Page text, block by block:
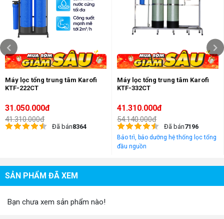
Đặc biệt, quá trình xử lý của thiết bị không sử dụng bất kỳ hóa chất
nào mà vẫn xử lý hiệu quả các tạp chất, các kim loại như sắt, asen,
amoni, mangan,... Cùng với đó là các tầng vật liệu lọc cao cấp, bộ lọc
mang lại nhiều lợi ích vượt trội cho người sử dụng như: tiết kiệm chi
phí vận hành, không tốn chi phí thay vật liệu định kỳ, tiết kiệm đáng kể
diện tích không gian sử dụng.
Ngoài ra, bộ lọc tổng này còn được tích hợp cơ chế tự động sục rửa
bùn đất, sắt, mangan,... mang lại nguồn nước đầu ra đáp ứng tiêu
chuẩn nước sinh hoạt của bộ y tế.
sục rửa tiện lợi
Công suất lọc 15m3/ngày, đáp ứng mọi nhu cầu sử dụng
Máy lọc tổng trung tâm Karofi
KTF-222CT
31.050.000đ
41.310.000đ
Đã bán8364
Máy lọc tổng trung tâm Karofi
KTF-332CT
41.310.000đ
54.140.000đ
Đã bán7196
Bảo trì, bảo dưỡng hệ thống lọc tổng
đầu nguồn
SẢN PHẨM ĐÃ XEM
Bạn chưa xem sản phẩm nào!